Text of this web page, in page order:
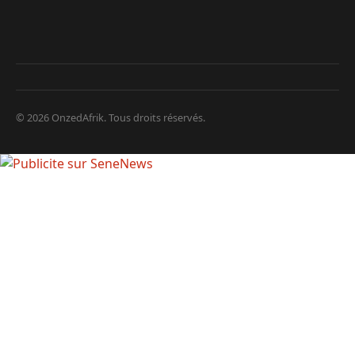
© 2026 OnzedAfrik. Tous droits réservés.